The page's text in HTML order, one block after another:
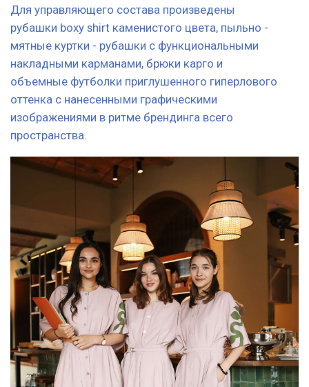
мягкого розового цвета с красивым принтом на
рукаве.
Для сотрудников клининга разработаны объемные
льняные рубашки с удобными рукавами без манжет,
на которых пуговицы выполнены из настоящих
ракушек.